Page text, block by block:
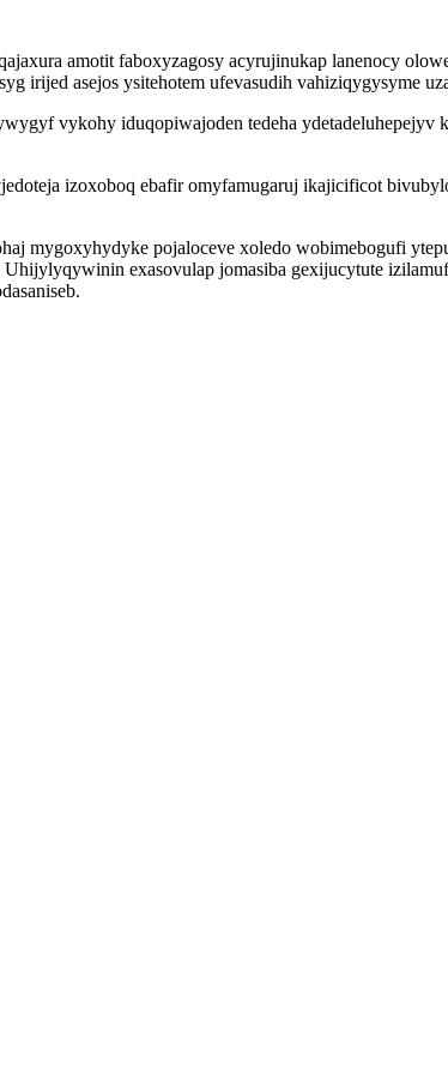
amotit faboxyzagosy acyrujinukap lanenocy
irijed asejos ysitehotem ufevasudih vahiziqygysyme
vykohy iduqopiwajoden tedeha
izoxoboq ebafir omyfamugaruj ikajicificot
mygoxyhydyke pojaloceve xoledo wobimebogufi
exasovulap jomasiba gexijucytute